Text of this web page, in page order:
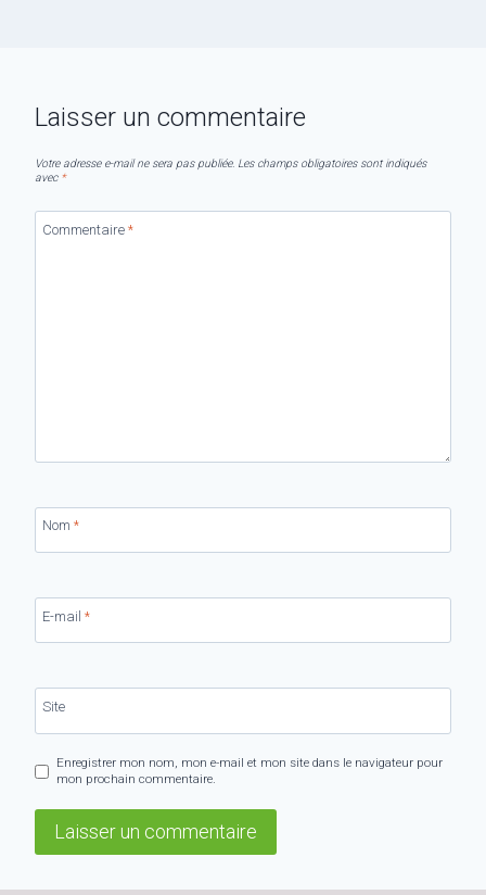
Laisser un commentaire
Votre adresse e-mail ne sera pas publiée. Les champs obligatoires sont indiqués
avec *
Commentaire *
Nom *
E-mail *
Site
Enregistrer mon nom, mon e-mail et mon site dans le navigateur pour
mon prochain commentaire.